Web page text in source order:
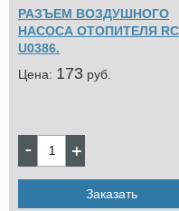
РАЗЪЕМ ВОЗДУШНОГО
НАСОСА ОТОПИТЕЛЯ
U0386.
Цена: 173 pуб.
Заказать